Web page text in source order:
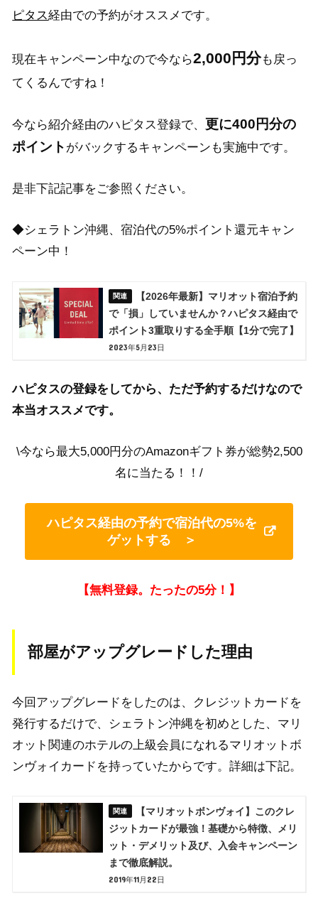
ピタス経由での予約がオススメです。
現在キャンペーン中なので今なら2,000円分も戻っ
てくるんですね！
今なら紹介経由のハピタス登録で、 更に400円分の
ポイント がバックするキャンペーンも実施中です。
是非下記記事をご参照ください。
◆シェラトン沖縄、宿泊代の5%ポイント還元キャン
ペーン中！
【2026年最新】マリオット宿泊予約
で「損」していませんか？ハピタス経由で
ポイント3重取りする全手順【1分で完了】
2023年5月23日
ハピタスの登録をしてから、ただ予約するだけなので
本当オススメです。
\今なら最大5,000円分のAmazonギフト券が総勢2,500
名に当たる！！/
ハピタス経由の予約で宿泊代の5%を
ゲットする ＞
【無料登録。たったの5分！】
部屋がアップグレードした理由
今回アップグレードをしたのは、クレジットカードを
発行するだけで、シェラトン沖縄を初めとした、マリ
オット関連のホテルの上級会員になれるマリオットボ
ンヴォイカードを持っていたからです。詳細は下記。
【マリオットボンヴォイ】このクレ
ジットカードが最強！基礎から特徴、メリ
ット・デメリット及び、入会キャンペーン
まで徹底解説。
2019年11月22日